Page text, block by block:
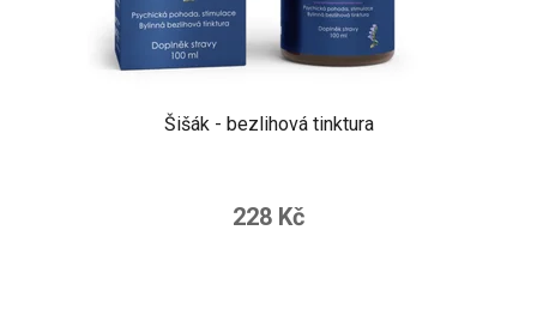
Šišák - bezlihová tinktura
228 Kč